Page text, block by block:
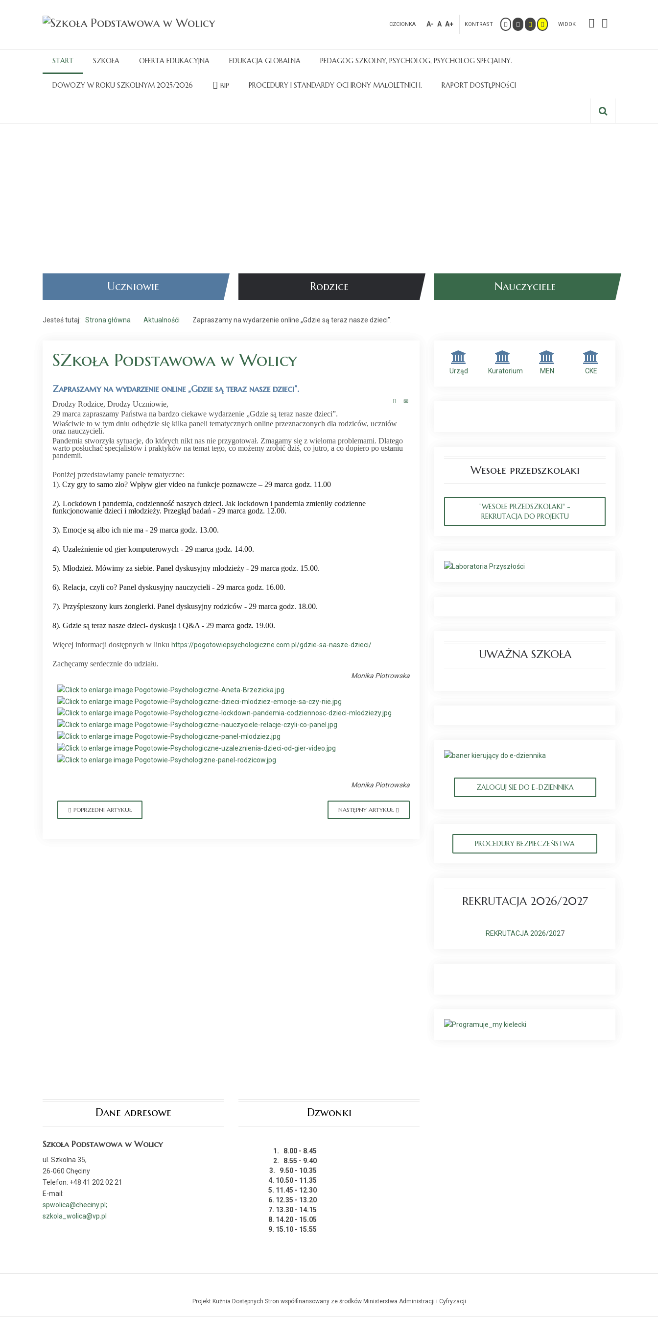
CZCIONKA A- A A+ KONTRAST WIDOK
START SZKOŁA OFERTA EDUKACYJNA EDUKACJA GLOBALNA PEDAGOG SZKOLNY, PSYCHOLOG, PSYCHOLOG SPECJALNY.
DOWOZY W ROKU SZKOLNYM 2025/2026 BIP PROCEDURY I STANDARDY OCHRONY MAŁOLETNICH. RAPORT DOSTĘPNOŚCI
Uczniowie Rodzice Nauczyciele
Jesteś tutaj: Strona główna Aktualnośći Zapraszamy na wydarzenie online „Gdzie są teraz nasze dzieci”.
SZkoła Podstawowa w Wolicy
Zapraszamy na wydarzenie online „Gdzie są teraz nasze dzieci”.
Drodzy Rodzice, Drodzy Uczniowie,
29 marca zapraszamy Państwa na bardzo ciekawe wydarzenie „Gdzie są teraz nasze dzieci”.
Właściwie to w tym dniu odbędzie się kilka paneli tematycznych online przeznaczonych dla rodziców, uczniów
oraz nauczycieli.
Pandemia stworzyła sytuacje, do których nikt nas nie przygotował. Zmagamy się z wieloma problemami. Dlatego
warto posłuchać specjalistów i praktyków na temat tego, co możemy zrobić dziś, co jutro, a co dopiero po ustaniu
pandemii.
Poniżej przedstawiamy panele tematyczne:
1). Czy gry to samo zło? Wpływ gier video na funkcje poznawcze – 29 marca godz. 11.00
2). Lockdown i pandemia, codzienność naszych dzieci. Jak lockdown i pandemia zmieniły codzienne
funkcjonowanie dzieci i młodzieży. Przegląd badań - 29 marca godz. 12.00.
3). Emocje są albo ich nie ma - 29 marca godz. 13.00.
4). Uzależnienie od gier komputerowych - 29 marca godz. 14.00.
5). Młodzież. Mówimy za siebie. Panel dyskusyjny młodzieży - 29 marca godz. 1 5.00.
6). Relacja, czyli co? Panel dyskusyjny nauczycieli - 29 marca godz. 16.00.
7). Przyśpieszony kurs żonglerki. Panel dyskusyjny rodziców - 29 marca godz. 18.00.
8). Gdzie są teraz nasze dzieci- dyskusja i Q&A - 29 marca godz. 19.00.
Więcej informacji dostępnych w linku https://pogotowiepsychologiczne.com.pl/gdzie-sa-nasze-dzieci/
Zachęcamy serdecznie do udziału.
Monika Piotrowska
Monika Piotrowska
POPRZEDNI ARTYKUŁ NASTĘPNY ARTYKUŁ
Urząd Kuratorium MEN CKE
Wesołe przedszkolaki
"WESOŁE PRZEDSZKOLAKI" -
REKRUTACJA DO PROJEKTU
UWAŻNA SZKOŁA
ZALOGUJ SIE DO E-DZIENNIKA
PROCEDURY BEZPIECZEŃSTWA
REKRUTACJA 2026/2027
REKRUTACJA 2026/2027
Dane adresowe
Szkoła Podstawowa w Wolicy
ul. Szkolna 35,
26-060 Chęciny
Telefon: +48 41 202 02 21
E-mail:
spwolica@checiny.pl;
szkola_wolica@vp.pl
Dzwonki
1. 8.00 - 8.45
2. 8.55 - 9.40
3. 9.50 - 10.35
4. 10.50 - 11.35
5. 11.45 - 12.30
6. 12.35 - 13.20
7. 13.30 - 14.15
8. 14.20 - 15.05
9. 15.10 - 15.55
Projekt Kuźnia Dostępnych Stron współfinansowany ze środków Ministerstwa Administracji i Cyfryzacji